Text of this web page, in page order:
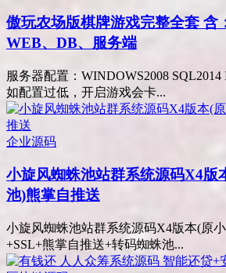
傲玩农场版棋牌游戏完整全套 含
WEB、DB、服务端
服务器配置：WINDOWS2008 SQL2014
如配置过低，开启游戏会卡...
企业源码
小旋风蜘蛛池站群系统源码X4版
池)熊掌自推送
小旋风蜘蛛池站群系统源码X4版本(原
+SSL+熊掌自推送+转码蜘蛛池...